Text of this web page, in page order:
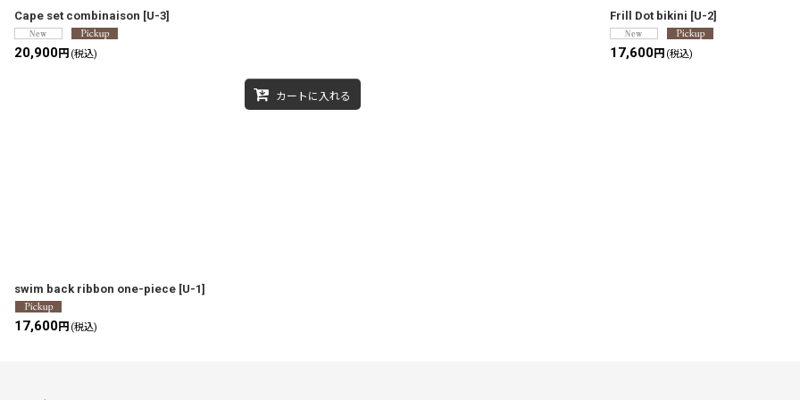
Cape set combinaison [U-3]
20,900円 (税込)
カートに入れる
Frill Dot bikini [U-2]
17,600円 (税込)
swim back ribbon one-piece [U-1]
17,600円 (税込)